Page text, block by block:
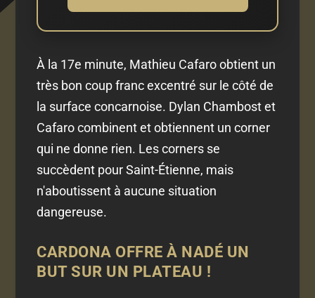
À la 17e minute, Mathieu Cafaro obtient un
très bon coup franc excentré sur le côté de
la surface concarnoise. Dylan Chambost et
Cafaro combinent et obtiennent un corner
qui ne donne rien. Les corners se
succèdent pour Saint-Étienne, mais
n'aboutissent à aucune situation
dangereuse.
CARDONA OFFRE À NADÉ UN
BUT SUR UN PLATEAU !